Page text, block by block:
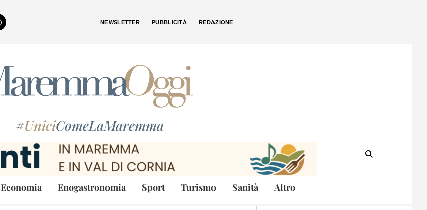
NEWSLETTER PUBBLICITÀ REDAZIONE
#UniciComeLaMaremma
Economia Enogastronomia Sport Turismo Sanità Altro